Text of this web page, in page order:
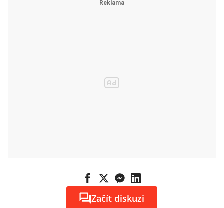
Začít diskuzi